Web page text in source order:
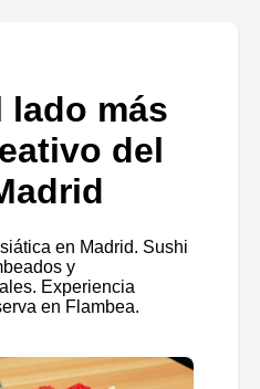
lado más
del
en Madrid. Sushi
y
Experiencia
en Flambea.